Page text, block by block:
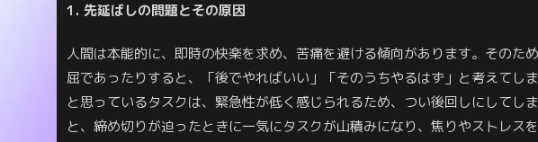
1. 先延ばしの問題とその原因
人間は本能的に、即時の快楽を求め、苦痛を避ける傾向があります。そのた
屈であったりすると、「後でやればいい」「そのうちやるはず」と考えてし
と思っているタスクは、緊急性が低く感じられるため、つい後回しにしてし
と、締め切りが迫ったときに一気にタスクが山積みになり、焦りやストレス